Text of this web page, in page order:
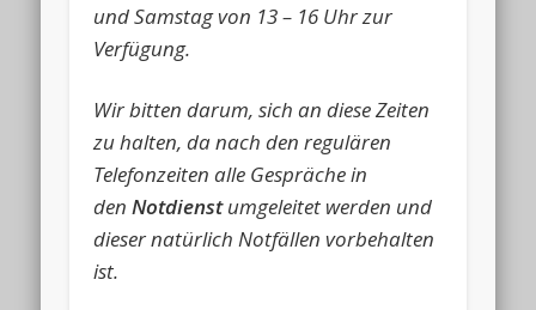
und Samstag von 13 – 16 Uhr zur
Verfügung.
Wir bitten darum, sich an diese Zeiten
zu halten, da nach den regulären
Telefonzeiten alle Gespräche in
denNotdienstumgeleitet werden und
dieser natürlich Notfällen vorbehalten
ist.